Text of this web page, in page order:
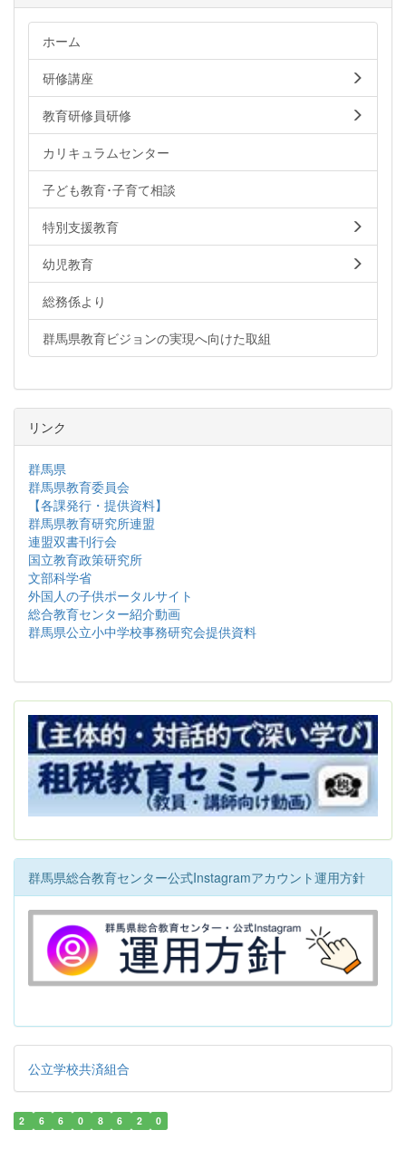
ホーム
研修講座
教育研修員研修
カリキュラムセンター
子ども教育･子育て相談
特別支援教育
幼児教育
総務係より
群馬県教育ビジョンの実現へ向けた取組
リンク
群馬県
群馬県教育委員会
【各課発行・提供資料】
群馬県教育研究所連盟
連盟双書刊行会
国立教育政策研究所
文部科学省
外国人の子供ポータルサイト
総合教育センター紹介動画
群馬県公立小中学校事務研究会提供資料
群馬県総合教育センター公式Instagramアカウント運用方針
公立学校共済組合
2 6 6 0 8 6 2 0